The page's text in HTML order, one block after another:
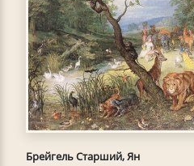
Брейгель Старший, Ян